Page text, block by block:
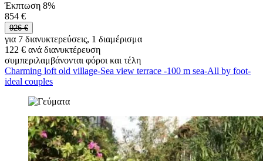
Έκπτωση 8%
854 €
926 €
για 7 διανυκτερεύσεις, 1 διαμέρισμα
122 € ανά διανυκτέρευση
συμπεριλαμβάνονται φόροι και τέλη
Charming loft old village-Sea view terrace -100 m sea-All by foot-
ideal couples